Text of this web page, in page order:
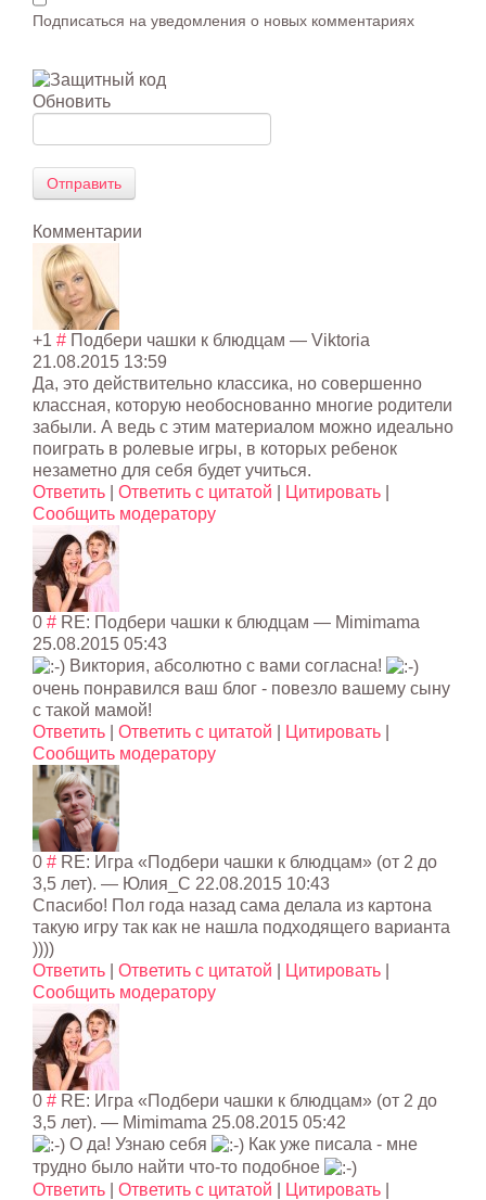
Подписаться на уведомления о новых комментариях
Обновить
Отправить
Комментарии
+1 # Подбери чашки к блюдцам — Viktoria
21.08.2015 13:59
Да, это действительно классика, но совершенно
классная, которую необоснованно многие родители
забыли. А ведь с этим материалом можно идеально
поиграть в ролевые игры, в которых ребенок
незаметно для себя будет учиться.
Ответить
Ответить с цитатой Цитировать
Сообщить модератору
0 # RE: Подбери чашки к блюдцам — Mimimama
25.08.2015 05:43
Виктория, абсолютно с вами согласна!
очень понравился ваш блог - повезло вашему сыну
с такой мамой!
Ответить
Ответить с цитатой Цитировать
Сообщить модератору
0 # RE: Игра «Подбери чашки к блюдцам» (от 2 до
3,5 лет). — Юлия_C 22.08.2015 10:43
Спасибо! Пол года назад сама делала из картона
такую игру так как не нашла подходящего варианта
))))
Ответить
Ответить с цитатой Цитировать
Сообщить модератору
0 # RE: Игра «Подбери чашки к блюдцам» (от 2 до
3,5 лет). — Mimimama 25.08.2015 05:42
О да! Узнаю себя
Как уже писала - мне
трудно было найти что-то подобное
Ответить
Ответить с цитатой Цитировать